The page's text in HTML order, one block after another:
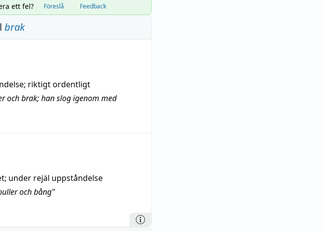
ett fel? Föreslå Feedback
brak
riktigt ordentligt
och brak; han slog igenom med
under rejäl uppståndelse
och bång"